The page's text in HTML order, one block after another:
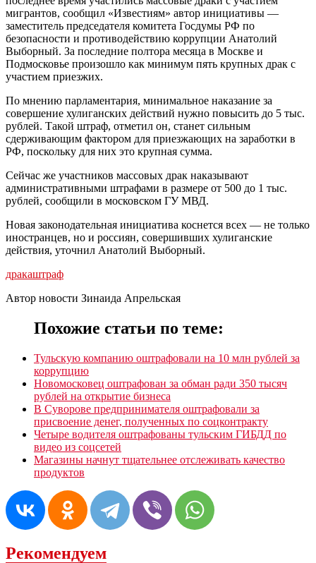
мигрантов, сообщил «Известиям» автор инициативы —
заместитель председателя комитета Госдумы РФ по
безопасности и противодействию коррупции Анатолий
Выборный. За последние полтора месяца в Москве и
Подмосковье произошло как минимум пять крупных драк с
участием приезжих.
По мнению парламентария, минимальное наказание за
совершение хулиганских действий нужно повысить до 5 тыс.
рублей. Такой штраф, отметил он, станет сильным
сдерживающим фактором для приезжающих на заработки в
РФ, поскольку для них это крупная сумма.
Сейчас же участников массовых драк наказывают
административными штрафами в размере от 500 до 1 тыс.
рублей, сообщили в московском ГУ МВД.
Новая законодательная инициатива коснется всех — не только
иностранцев, но и россиян, совершивших хулиганские
действия, уточнил Анатолий Выборный.
дракаштраф
Автор новости Зинаида Апрельская
Похожие статьи по теме:
Тульскую компанию оштрафовали на 10 млн рублей за
коррупцию
Новомосковец оштрафован за обман ради 350 тысяч
рублей на открытие бизнеса
В Суворове предпринимателя оштрафовали за
присвоение денег, полученных по соцконтракту
Четыре водителя оштрафованы тульским ГИБДД по
видео из соцсетей
Магазины начнут тщательнее отслеживать качество
продуктов
Рекомендуем